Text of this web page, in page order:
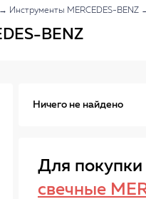
→ Инструменты MERCEDES-BENZ
BENZ
Ничего не найдено
Для покупки
свечные